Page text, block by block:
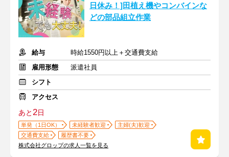
日休み！]田植え機やコンバインな
どの部品組立作業
給与
時給1550円以上＋交通費支給
雇用形態
派遣社員
シフト
アクセス
あと2日
単発（1日OK） 未経験者歓迎
主婦(夫)歓迎
交通費支給
履歴書不要
株式会社グロップの求人一覧を見る